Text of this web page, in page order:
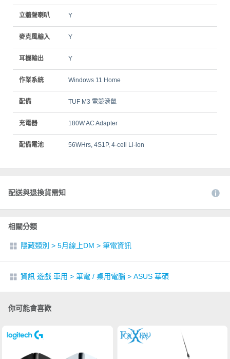
立體聲喇叭 Y
麥克風輸入 Y
耳機輸出 Y
作業系統 Windows 11 Home
配備 TUF M3 電競滑鼠
充電器 180W AC Adapter
配備電池 56WHrs, 4S1P, 4-cell Li-ion
配送與退換貨需知
相關分類
隱藏類別 > 5月線上DM > 筆電資訊
資訊 遊戲 車用 > 筆電 / 桌用電腦 > ASUS 華碩
你可能會喜歡